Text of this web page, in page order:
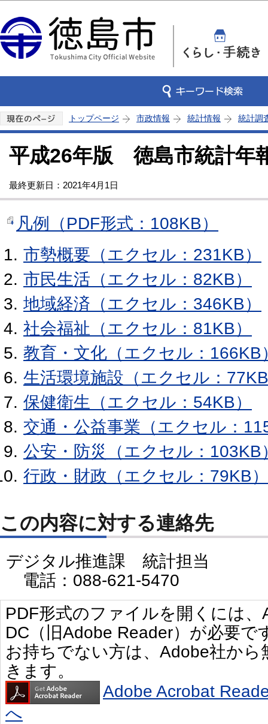
トップページ 市政情報 統計情報 統計調
平成26年版 徳島市統計年
最終更新日：2021年4月1日
凡例（PDF形式：108KB）
市勢概要（エクセル：231KB）
市民生活（エクセル：82KB）
地域経済（エクセル：346KB）
社会福祉（エクセル：81KB）
教育・文化（エクセル：166KB
生活環境施設（エクセル：
保健衛生（エクセル：54KB）
交通・公益事業（エクセル：
公安・防災（エクセル：103KB
行政・財政（エクセル：79KB）
この内容に対する連絡先
デジタル推進課 統計担当
電話：088-621-5470
PDF形式のファイルを開くには
DC（旧Adobe Reader）が必要で
お持ちでない方は、Adobe社か
きます。
Adobe Acrobat
へ